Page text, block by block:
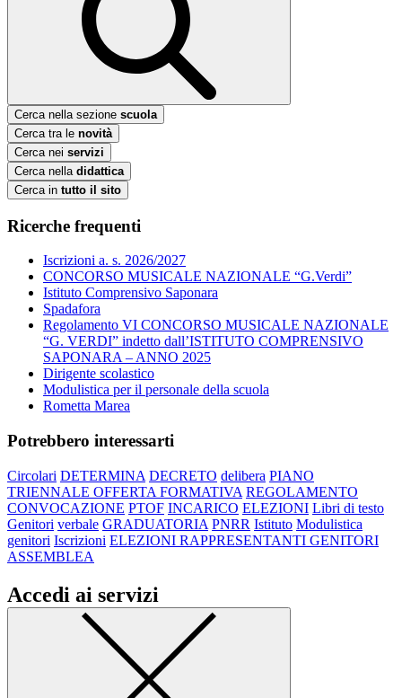
Cerca nella sezione scuola
Cerca tra le novità
Cerca nei servizi
Cerca nella didattica
Cerca in tutto il sito
Ricerche frequenti
Iscrizioni a. s. 2026/2027
CONCORSO MUSICALE NAZIONALE “G.Verdi”
Istituto Comprensivo Saponara
Spadafora
Regolamento VI CONCORSO MUSICALE NAZIONALE
“G. VERDI” indetto dall’ISTITUTO COMPRENSIVO
SAPONARA – ANNO 2025
Dirigente scolastico
Modulistica per il personale della scuola
Rometta Marea
Potrebbero interessarti
Circolari DETERMINA DECRETO delibera PIANO
TRIENNALE OFFERTA FORMATIVA REGOLAMENTO
CONVOCAZIONE PTOF INCARICO ELEZIONI Libri di testo
Genitori verbale GRADUATORIA PNRR Istituto Modulistica
genitori Iscrizioni ELEZIONI RAPPRESENTANTI GENITORI
ASSEMBLEA
Accedi ai servizi